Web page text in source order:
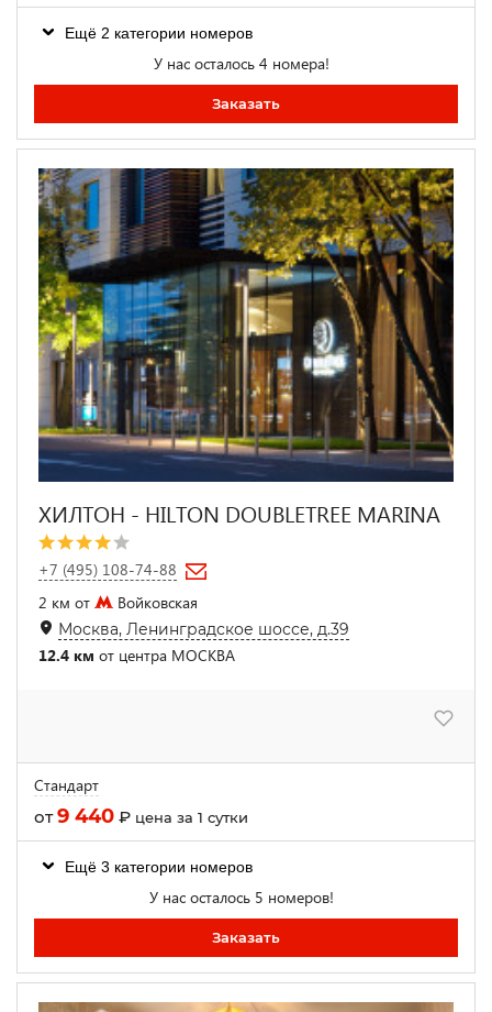
Ещё 2 категории номеров
У нас осталось 4 номера!
Заказать
ХИЛТОН - HILTON DOUBLETREE MARINA
+7 (495) 108-74-88
2 км от
Войковская
Москва, Ленинградское шоссе, д.39
12.4 км от центра МОСКВА
Стандарт
от9 440 ₽ цена за 1 сутки
Ещё 3 категории номеров
У нас осталось 5 номеров!
Заказать